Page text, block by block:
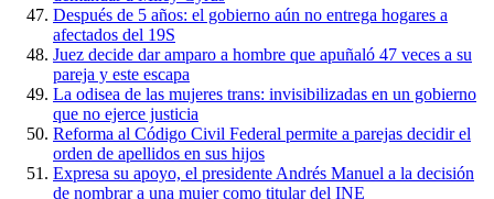
Después de 5 años: el gobierno aún no entrega hogares a
afectados del 19S
Juez decide dar amparo a hombre que apuñaló 47 veces a su
pareja y este escapa
La odisea de las mujeres trans: invisibilizadas en un gobierno
que no ejerce justicia
Reforma al Código Civil Federal permite a parejas decidir el
orden de apellidos en sus hijos
Expresa su apoyo, el presidente Andrés Manuel a la decisión
de nombrar a una mujer como titular del INE